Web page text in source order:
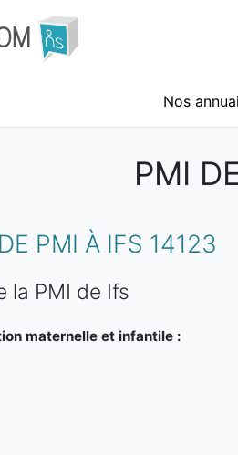
Nos
PMI
PMI À IFS 14123
la PMI de Ifs
maternelle et infantile :